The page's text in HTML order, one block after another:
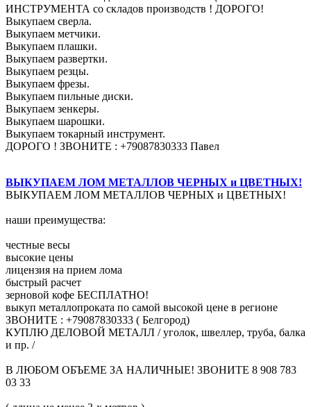
ИНСТРУМЕНТА со складов производств ! ДОРОГО!
Выкупаем сверла.
Выкупаем метчики.
Выкупаем плашки.
Выкупаем развертки.
Выкупаем резцы.
Выкупаем фрезы.
Выкупаем пильные диски.
Выкупаем зенкеры.
Выкупаем шарошки.
Выкупаем токарный инструмент.
ДОРОГО ! ЗВОНИТЕ : +79087830333 Павел
ВЫКУПАЕМ ЛОМ МЕТАЛЛОВ ЧЕРНЫХ и ЦВЕТНЫХ!
ВЫКУПАЕМ ЛОМ МЕТАЛЛОВ ЧЕРНЫХ и ЦВЕТНЫХ!
наши преимущества:
честные весы
высокие цены
лицензия на прием лома
быстрый расчет
зерновой кофе БЕСПЛАТНО!
выкуп металлопроката по самой высокой цене в регионе
ЗВОНИТЕ : +79087830333 ( Белгород)
КУПЛЮ ДЕЛОВОЙ МЕТАЛЛ / уголок, швеллер, труба, балка
и пр. /
В ЛЮБОМ ОБЪЕМЕ ЗА НАЛИЧНЫЕ! ЗВОНИТЕ 8 908 783
03 33